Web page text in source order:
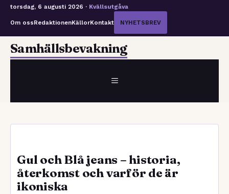
torsdag, 6 augusti 2026 · Kvällsutgåva
Om ossRedaktionenKällorKontakt NYHETSBREV
HoppaSamhällsbevakning
MENY
Gul och Blå jeans – historia,
återkomst och varför de är
ikoniska